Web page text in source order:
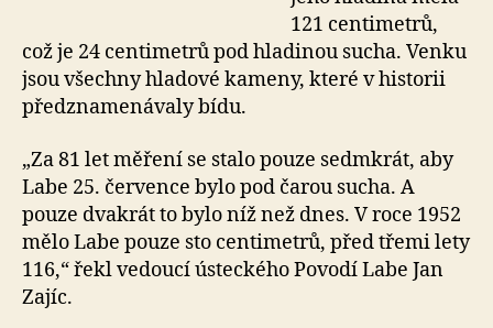
121 centimetrů,
což je 24 centimetrů pod hladinou sucha. Venku
jsou všechny hladové kameny, které v historii
předznamenávaly bídu.
„Za 81 let měření se stalo pouze sedmkrát, aby
Labe 25. července bylo pod čarou sucha. A
pouze dvakrát to bylo níž než dnes. V roce 1952
mělo Labe pouze sto centimetrů, před třemi lety
116,“ řekl vedoucí ústeckého Povodí Labe Jan
Zajíc.